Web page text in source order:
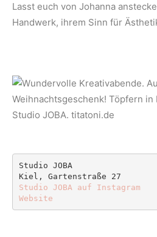
Lasst euch von Johanna
Handwerk, ihrem Sinn für
Studio JOBA
Kiel, Gartenstraße 27
Studio JOBA auf Instagram
Website